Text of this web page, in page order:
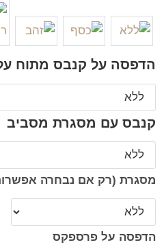
הדפסה על קנבס מתוח
קנבס עם מסגרת מסביב
מסגרת (רק אם נבחרה
הדפסה על פרספקס